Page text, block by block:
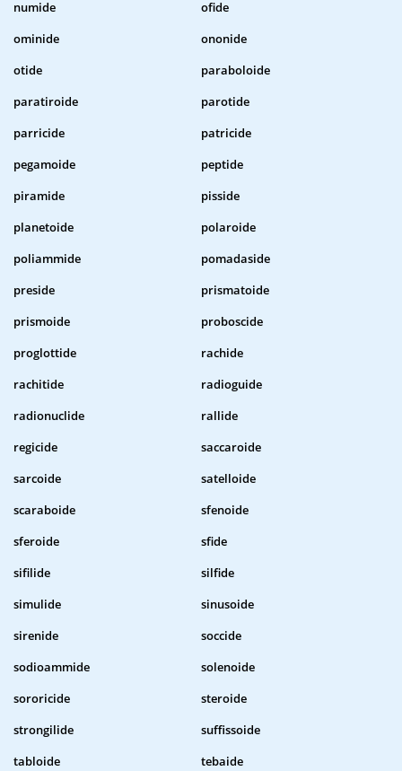
numide
ofide
ominide
ononide
otide
paraboloide
paratiroide
parotide
parricide
patricide
pegamoide
peptide
piramide
pisside
planetoide
polaroide
poliammide
pomadaside
preside
prismatoide
prismoide
proboscide
proglottide
rachide
rachitide
radioguide
radionuclide
rallide
regicide
saccaroide
sarcoide
satelloide
scaraboide
sfenoide
sferoide
sfide
sifilide
silfide
simulide
sinusoide
sirenide
soccide
sodioammide
solenoide
sororicide
steroide
strongilide
suffissoide
tabloide
tebaide